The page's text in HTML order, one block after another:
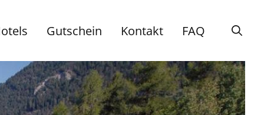
Gutschein Kontakt FAQ